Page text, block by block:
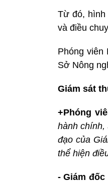
Từ đó, hình
và điều
Phóng viên
Sở Nông
Giám sát
+Phóng
hành chính,
đạo của
thể hiện
- Giám